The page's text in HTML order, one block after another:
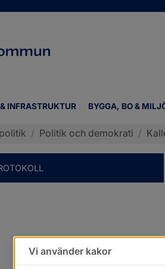
INFRASTRUKTUR BYGGA, BO &
/ Politik och demokrati /
Vi använder kakor